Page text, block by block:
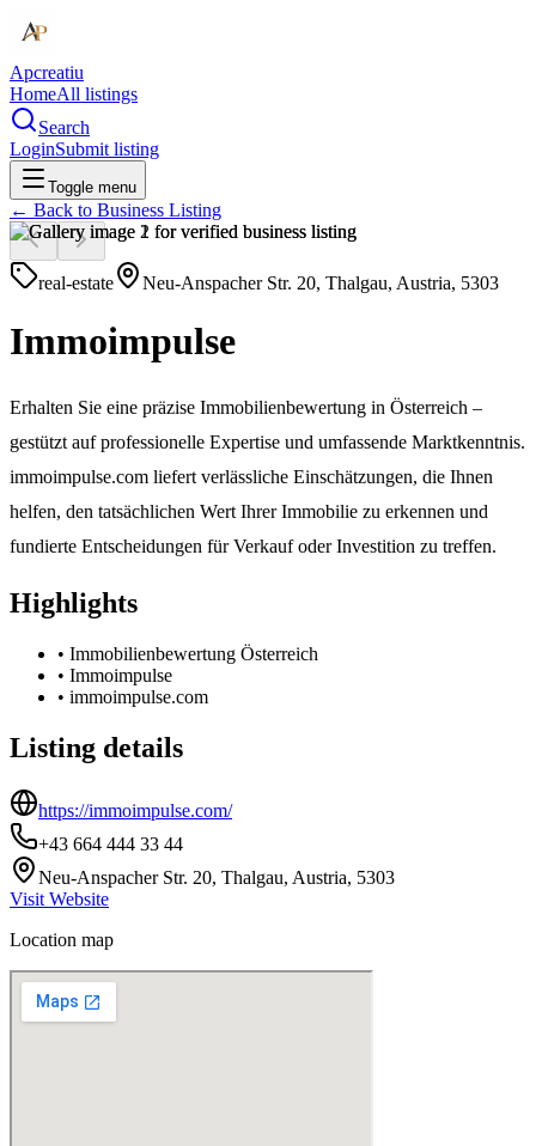
Apcreatiu
HomeAll listings
Search
LoginSubmit listing
Toggle menu
← Back to Business Listing
real-estate Neu-Anspacher Str. 20, Thalgau, Austria, 5303
Immoimpulse
Erhalten Sie eine präzise Immobilienbewertung in Österreich –
gestützt auf professionelle Expertise und umfassende Marktkenntnis.
immoimpulse.com liefert verlässliche Einschätzungen, die Ihnen
helfen, den tatsächlichen Wert Ihrer Immobilie zu erkennen und
fundierte Entscheidungen für Verkauf oder Investition zu treffen.
Highlights
• Immobilienbewertung Österreich
• Immoimpulse
• immoimpulse.com
Listing details
https://immoimpulse.com/
+43 664 444 33 44
Neu-Anspacher Str. 20, Thalgau, Austria, 5303
Visit Website
Location map